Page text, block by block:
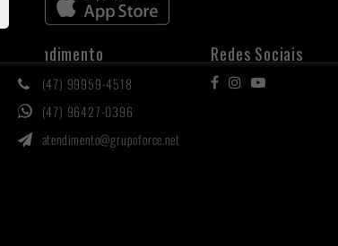
Atendimento
(47) 99959-4518
(47) 96427-0396
atendimento@grupoforce.net
Redes Sociais